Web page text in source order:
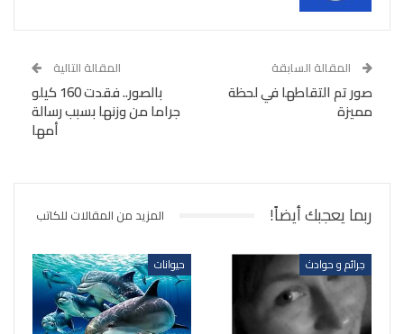
المقالة السابقة
صور تم التقاطها في لحظة
مميزة
المقالة التالية
بالصور.. فقدت 160 كيلو
جراما من وزنها بسبب رسالة
أمها
ربما يعجبك أيضاً! المزيد من المقالات للكاتب
جرائم و حوادث حيوانات